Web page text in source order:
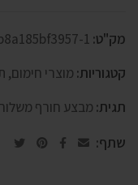
מק"ט: 1
קטגוריות: מוצרי חימום,
תגית: מבצע חורף
שתף: